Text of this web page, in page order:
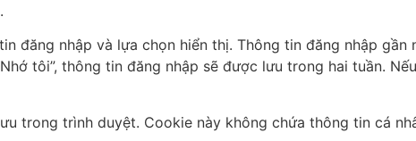
đăng nhập và lựa chọn hiển thị. Thông tin đăng nhập gần
tôi”, thông tin đăng nhập sẽ được lưu trong hai tuần.
trong trình duyệt. Cookie này không chứa thông tin cá